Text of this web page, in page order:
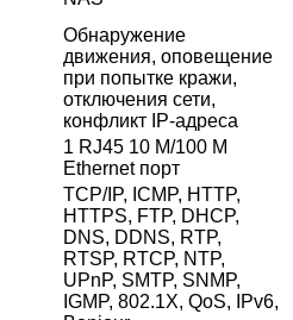
Обнаружение
движения, оповещение
при попытке кражи,
отключения сети,
конфликт IP-адреса
1 RJ45 10 M/100 M
Ethernet порт
TCP/IP, ICMP, HTTP,
HTTPS, FTP, DHCP,
DNS, DDNS, RTP,
RTSP, RTCP, NTP,
UPnP, SMTP, SNMP,
IGMP, 802.1X, QoS, IPv6,